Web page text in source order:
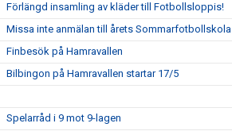
Förlängd insamling av kläder till Fotbollsloppis!
Missa inte anmälan till årets Sommarfotbollskola
Finbesök på Hamravallen
Bilbingon på Hamravallen startar 17/5
Spelarråd i 9 mot 9-lagen